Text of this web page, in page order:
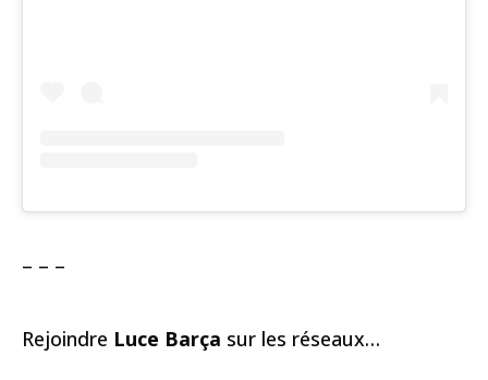
– – –
Rejoindre Luce Barça sur les réseaux…